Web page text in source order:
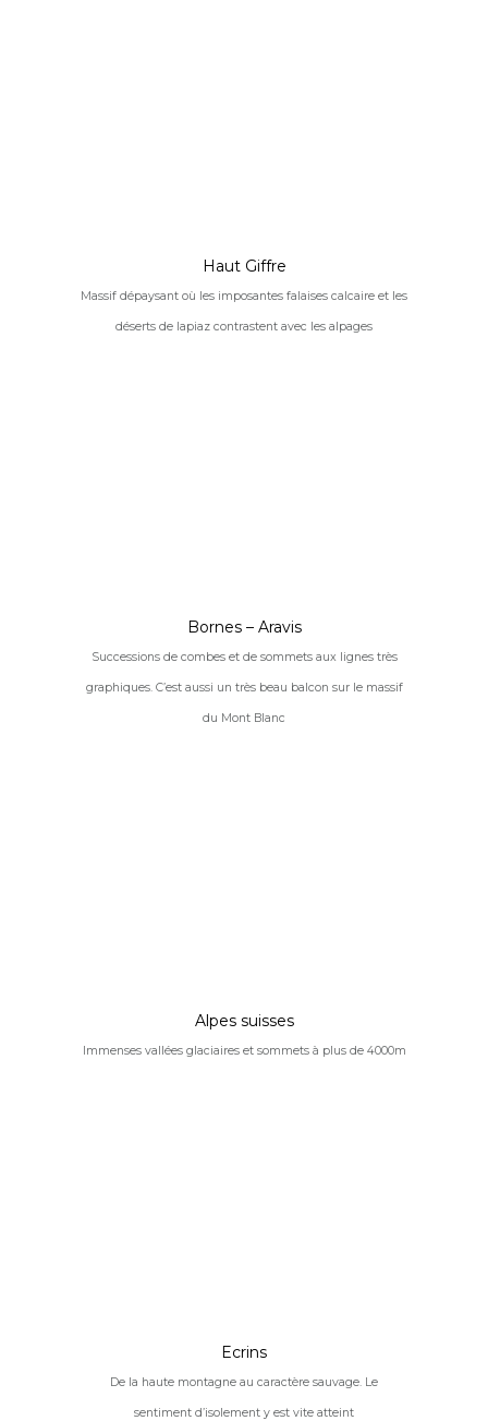
Haut Giffre
Massif dépaysant où les imposantes falaises calcaire et les
déserts de lapiaz contrastent avec les alpages
Bornes – Aravis
Successions de combes et de sommets aux lignes très
graphiques. C’est aussi un très beau balcon sur le massif
du Mont Blanc
Alpes suisses
Immenses vallées glaciaires et sommets à plus de 4000m
Ecrins
De la haute montagne au caractère sauvage. Le
sentiment d’isolement y est vite atteint